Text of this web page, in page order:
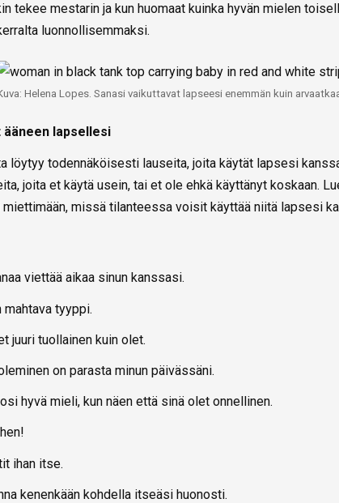
tekee mestarin ja kun huomaat kuinka hyvän mielen
luonnollisemmaksi.
Helena Lopes. Sanasi vaikuttavat lapseesi enemmän kuin
ääneen lapsellesi
löytyy todennäköisesti lauseita, joita käytät lapsesi
joita et käytä usein, tai et ole ehkä käyttänyt koskaan.
missä tilanteessa voisit käyttää niitä lapsesi
viettää aikaa sinun kanssasi.
mahtava tyyppi.
juuri tuollainen kuin olet.
on parasta minun päivässäni.
hyvä mieli, kun näen että sinä olet onnellinen.
ihan itse.
kenenkään kohdella itseäsi huonosti.